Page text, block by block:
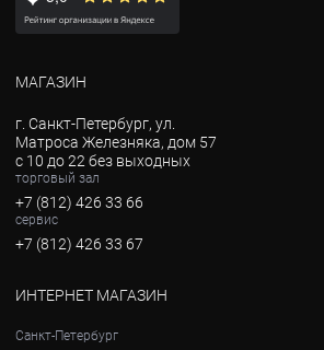
МАГАЗИН
г. Санкт-Петербург, ул.
Матроса Железняка, дом 57
с 10 до 22 без выходных
торговый зал
+7 (812) 426 33 66
сервис
+7 (812) 426 33 67
ИНТЕРНЕТ МАГАЗИН
Санкт-Петербург